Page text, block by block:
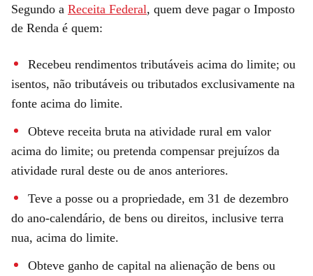
Segundo a Receita Federal, quem deve pagar o Imposto
de Renda é quem:
Recebeu rendimentos tributáveis acima do limite; ou
isentos, não tributáveis ou tributados exclusivamente na
fonte acima do limite.
Obteve receita bruta na atividade rural em valor
acima do limite; ou pretenda compensar prejuízos da
atividade rural deste ou de anos anteriores.
Teve a posse ou a propriedade, em 31 de dezembro
do ano-calendário, de bens ou direitos, inclusive terra
nua, acima do limite.
Obteve ganho de capital na alienação de bens ou